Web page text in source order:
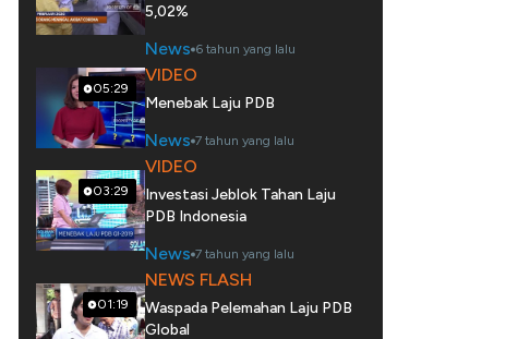
5,02%
News 6 tahun yang lalu
05:29
VIDEO
Menebak Laju PDB
News 7 tahun yang lalu
03:29
VIDEO
Investasi Jeblok Tahan Laju
PDB Indonesia
News 7 tahun yang lalu
01:19
NEWS FLASH
Waspada Pelemahan Laju PDB
Global